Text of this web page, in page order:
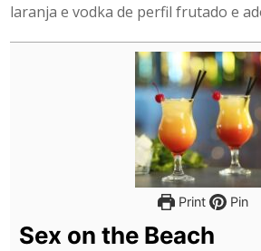
laranja e vodka de perfil frutado e
Print Pin
Sex on the Beach